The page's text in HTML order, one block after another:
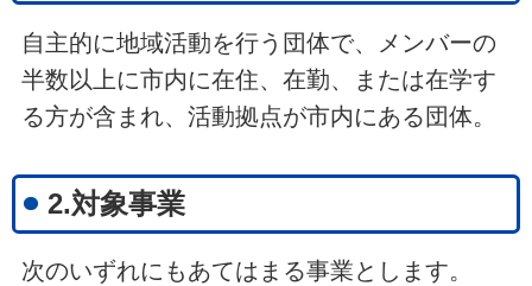
自主的に地域活動を行う団体で、メンバーの
半数以上に市内に在住、在勤、または在学す
る方が含まれ、活動拠点が市内にある団体。
2.対象事業
次のいずれにもあてはまる事業とします。